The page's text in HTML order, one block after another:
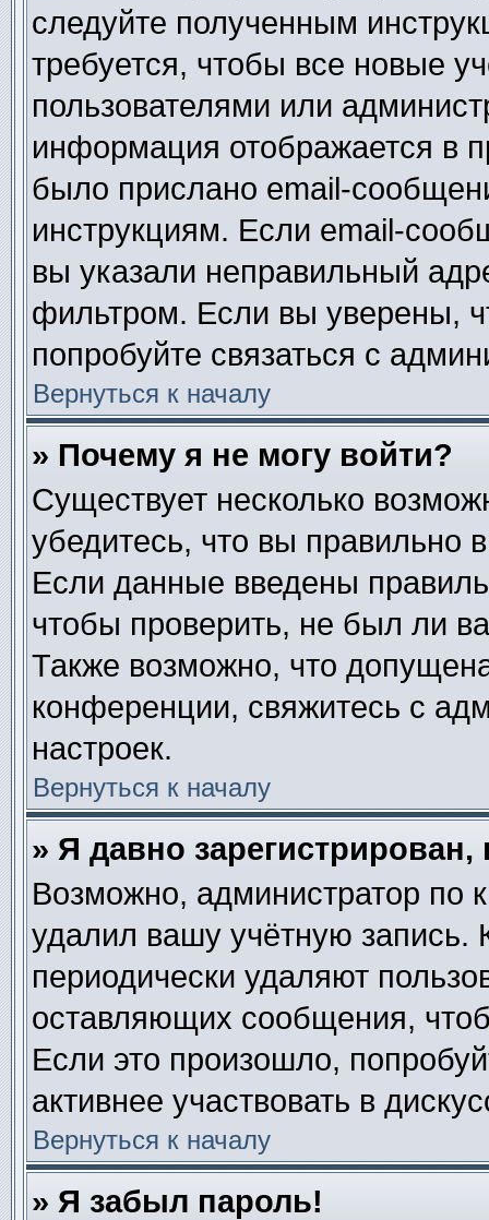
следуйте полученным
требуется, чтобы все новые
пользователями или
информация отображается в
было прислано email-
инструкциям. Если email-
вы указали неправильный
фильтром. Если вы уверены,
попробуйте связаться с
Вернуться к началу
» Почему я не могу войти?
Существует несколько
убедитесь, что вы правильно
Если данные введены
чтобы проверить, не был ли
Также возможно, что
конференции, свяжитесь с
настроек.
Вернуться к началу
» Я давно
Возможно, администратор по
удалил вашу учётную запись.
периодически удаляют
оставляющих сообщения,
Если это произошло,
активнее участвовать в
Вернуться к началу
» Я забыл пароль!